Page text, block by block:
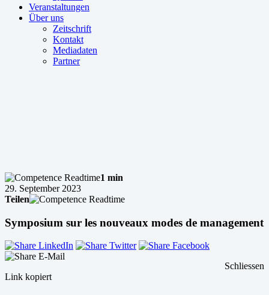
Veranstaltungen
Über uns
Zeitschrift
Kontakt
Mediadaten
Partner
1 min
29. September 2023
Teilen
Symposium sur les nouveaux modes de management
Link kopiert
Schliessen